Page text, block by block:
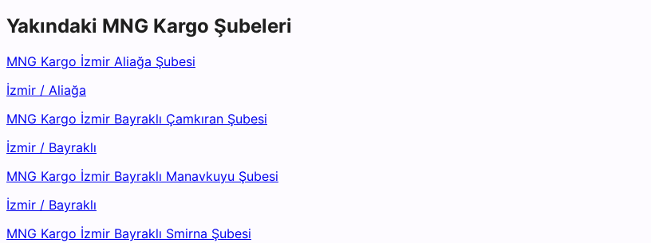
Yakındaki MNG Kargo Şubeleri
MNG Kargo İzmir Aliağa Şubesi
İzmir / Aliağa
MNG Kargo İzmir Bayraklı Çamkıran Şubesi
İzmir / Bayraklı
MNG Kargo İzmir Bayraklı Manavkuyu Şubesi
İzmir / Bayraklı
MNG Kargo İzmir Bayraklı Smirna Şubesi